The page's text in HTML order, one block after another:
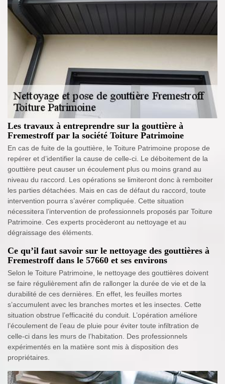
Les travaux à entreprendre sur la gouttière à
Fremestroff par la société Toiture Patrimoine
En cas de fuite de la gouttière, le Toiture Patrimoine propose de
repérer et d’identifier la cause de celle-ci. Le déboitement de la
gouttière peut causer un écoulement plus ou moins grand au
niveau du raccord. Les opérations se limiteront donc à remboiter
les parties détachées. Mais en cas de défaut du raccord, toute
intervention pourra s’avérer compliquée. Cette situation
nécessitera l’intervention de professionnels proposés par Toiture
Patrimoine. Ces experts procèderont au nettoyage et au
dégraissage des éléments.
Ce qu’il faut savoir sur le nettoyage des gouttières à
Fremestroff dans le 57660 et ses environs
Selon le Toiture Patrimoine, le nettoyage des gouttières doivent
se faire régulièrement afin de rallonger la durée de vie et de la
durabilité de ces dernières. En effet, les feuilles mortes
s’accumulent avec les branches mortes et les insectes. Cette
situation obstrue l’efficacité du conduit. L’opération améliore
l’écoulement de l’eau de pluie pour éviter toute infiltration de
celle-ci dans les murs de l’habitation. Des professionnels
expérimentés en la matière sont mis à disposition des
propriétaires.